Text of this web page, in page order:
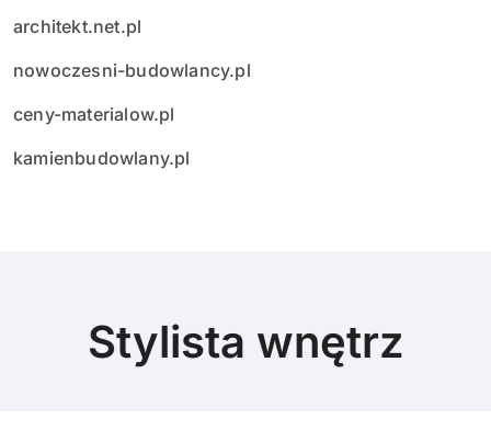
architekt.net.pl
nowoczesni-budowlancy.pl
ceny-materialow.pl
kamienbudowlany.pl
Stylista wnętrz